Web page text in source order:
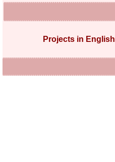
Projects in English